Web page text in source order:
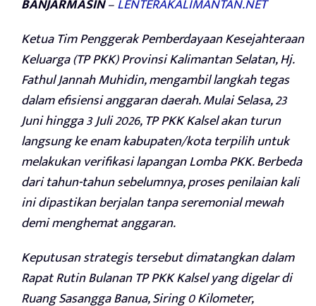
BANJARMASIN–LENTERAKALIMANTAN.NET
Ketua Tim Penggerak Pemberdayaan Kesejahteraan
Keluarga (TP PKK) Provinsi Kalimantan Selatan, Hj.
Fathul Jannah Muhidin, mengambil langkah tegas
dalam efisiensi anggaran daerah. Mulai Selasa, 23
Juni hingga 3 Juli 2026, TP PKK Kalsel akan turun
langsung ke enam kabupaten/kota terpilih untuk
melakukan verifikasi lapangan Lomba PKK. Berbeda
dari tahun-tahun sebelumnya, proses penilaian kali
ini dipastikan berjalan tanpa seremonial mewah
demi menghemat anggaran.
Keputusan strategis tersebut dimatangkan dalam
Rapat Rutin Bulanan TP PKK Kalsel yang digelar di
Ruang Sasangga Banua, Siring 0 Kilometer,